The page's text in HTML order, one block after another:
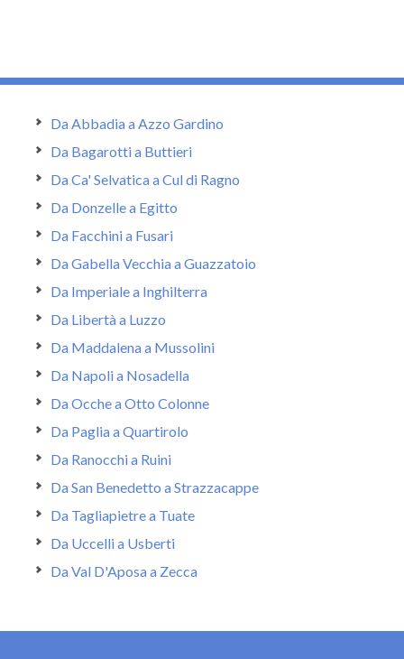
Da Abbadia a Azzo Gardino
Da Bagarotti a Buttieri
Da Ca' Selvatica a Cul di Ragno
Da Donzelle a Egitto
Da Facchini a Fusari
Da Gabella Vecchia a Guazzatoio
Da Imperiale a Inghilterra
Da Libertà a Luzzo
Da Maddalena a Mussolini
Da Napoli a Nosadella
Da Ocche a Otto Colonne
Da Paglia a Quartirolo
Da Ranocchi a Ruini
Da San Benedetto a Strazzacappe
Da Tagliapietre a Tuate
Da Uccelli a Usberti
Da Val D'Aposa a Zecca